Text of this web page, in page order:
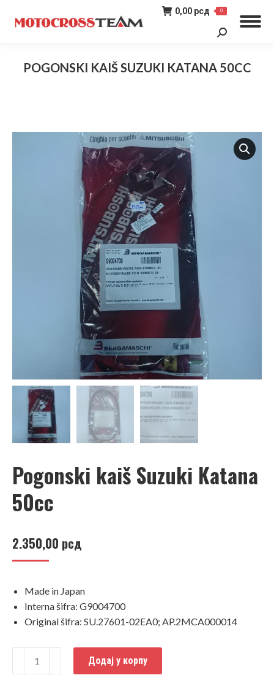
0,00 рсд 0
Search:
POGONSKI KAIŠ SUZUKI KATANA 50CC
Pogonski kaiš Suzuki Katana
50cc
2.350,00 рсд
Made in Japan
Interna šifra: G9004700
Original šifra: SU.27601-02EA0; AP.2MCA000014
Додај у корпу